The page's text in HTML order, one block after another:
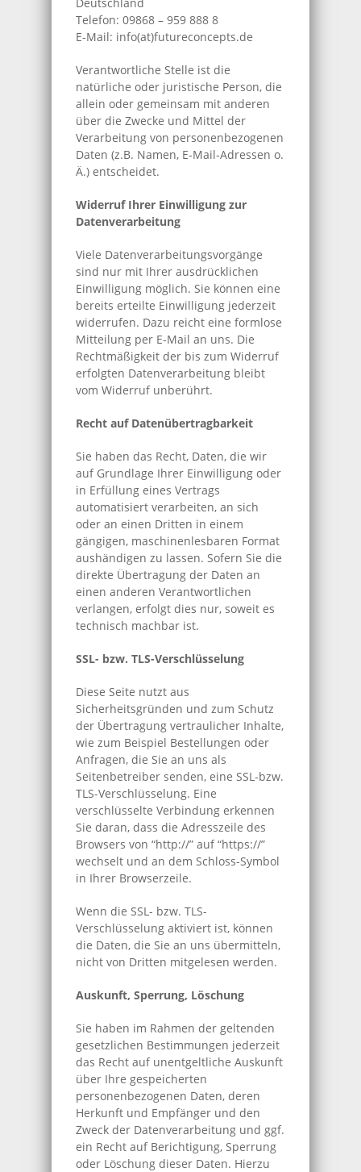
Telefon: 09868 – 959 888 8
E-Mail: info(at)futureconcepts.de
Verantwortliche Stelle ist die
natürliche oder juristische Person, die
allein oder gemeinsam mit anderen
über die Zwecke und Mittel der
Verarbeitung von personenbezogenen
Daten (z.B. Namen, E-Mail-Adressen o.
Ä.) entscheidet.
Widerruf Ihrer Einwilligung zur
Datenverarbeitung
Viele Datenverarbeitungsvorgänge
sind nur mit Ihrer ausdrücklichen
Einwilligung möglich. Sie können eine
bereits erteilte Einwilligung jederzeit
widerrufen. Dazu reicht eine formlose
Mitteilung per E-Mail an uns. Die
Rechtmäßigkeit der bis zum Widerruf
erfolgten Datenverarbeitung bleibt
vom Widerruf unberührt.
Recht auf Datenübertragbarkeit
Sie haben das Recht, Daten, die wir
auf Grundlage Ihrer Einwilligung oder
in Erfüllung eines Vertrags
automatisiert verarbeiten, an sich
oder an einen Dritten in einem
gängigen, maschinenlesbaren Format
aushändigen zu lassen. Sofern Sie die
direkte Übertragung der Daten an
einen anderen Verantwortlichen
verlangen, erfolgt dies nur, soweit es
technisch machbar ist.
SSL- bzw. TLS-Verschlüsselung
Diese Seite nutzt aus
Sicherheitsgründen und zum Schutz
der Übertragung vertraulicher Inhalte,
wie zum Beispiel Bestellungen oder
Anfragen, die Sie an uns als
Seitenbetreiber senden, eine SSL-bzw.
TLS-Verschlüsselung. Eine
verschlüsselte Verbindung erkennen
Sie daran, dass die Adresszeile des
Browsers von “http://” auf “https://”
wechselt und an dem Schloss-Symbol
in Ihrer Browserzeile.
Wenn die SSL- bzw. TLS-
Verschlüsselung aktiviert ist, können
die Daten, die Sie an uns übermitteln,
nicht von Dritten mitgelesen werden.
Auskunft, Sperrung, Löschung
Sie haben im Rahmen der geltenden
gesetzlichen Bestimmungen jederzeit
das Recht auf unentgeltliche Auskunft
über Ihre gespeicherten
personenbezogenen Daten, deren
Herkunft und Empfänger und den
Zweck der Datenverarbeitung und ggf.
ein Recht auf Berichtigung, Sperrung
oder Löschung dieser Daten. Hierzu